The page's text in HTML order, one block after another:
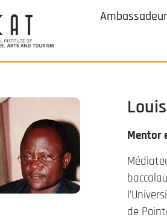
Mentor
de